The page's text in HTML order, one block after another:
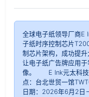
全球电子纸领导厂商E
子纸时序控制芯片
制芯片架构，成功提升
让电子纸广告牌应用
像。 E Ink元太科
点：台北世贸一馆
日期：2026年6月2